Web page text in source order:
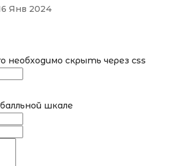
Янв 2024
необходимо скрыть через css
шкале